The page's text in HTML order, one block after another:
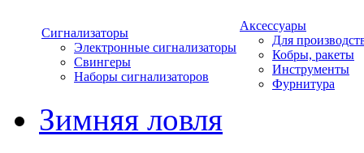
Сигнализаторы
Электронные сигнализаторы
Свингеры
Наборы сигнализаторов
Аксессуары
Для
Кобры, ракеты
Инструменты
Фурнитура
Зимняя ловля